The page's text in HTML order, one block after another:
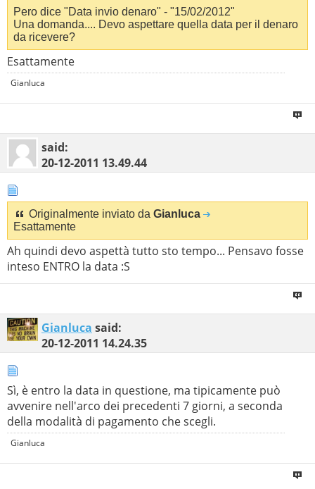
Pero dice "Data invio denaro" - "15/02/2012"
Una domanda.... Devo aspettare quella data per il denaro
da ricevere?
Esattamente
Gianluca
said:
20-12-2011 13.49.44
Originalmente inviato da Gianluca
Esattamente
Ah quindi devo aspettà tutto sto tempo... Pensavo fosse
inteso ENTRO la data :S
Gianluca said:
20-12-2011 14.24.35
Sì, è entro la data in questione, ma tipicamente può
avvenire nell'arco dei precedenti 7 giorni, a seconda
della modalità di pagamento che scegli.
Gianluca